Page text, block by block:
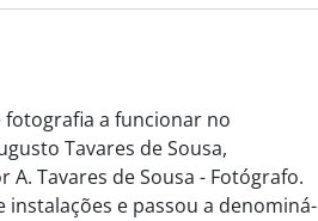
fotografia a funcionar no
Tavares de Sousa,
Tavares de Sousa - Fotógrafo.
e passou a denominá-